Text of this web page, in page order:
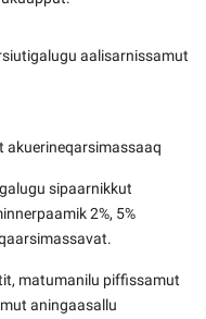
aalisarnissamut
sipaarnikkut
2%, 5%
matumanilu piffissamut
aningaasallu